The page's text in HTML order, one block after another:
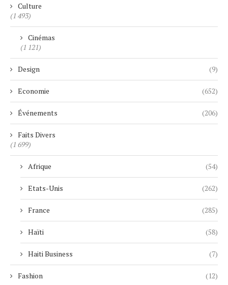
Culture
(1 493)
Cinémas
(1 121)
Design (9)
Economie (652)
Événements (206)
Faits Divers
(1 699)
Afrique (54)
Etats-Unis (262)
France (285)
Haïti (58)
Haiti Business (7)
Fashion (12)